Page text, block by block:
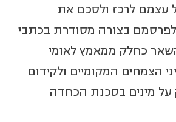
עצמם לרכז ולסכם את
בצורה מסודרת בכתבי
כחלק ממאמץ לאומי
הצמחים המקומיים ולקידום
על מינים בסכנת הכחדה